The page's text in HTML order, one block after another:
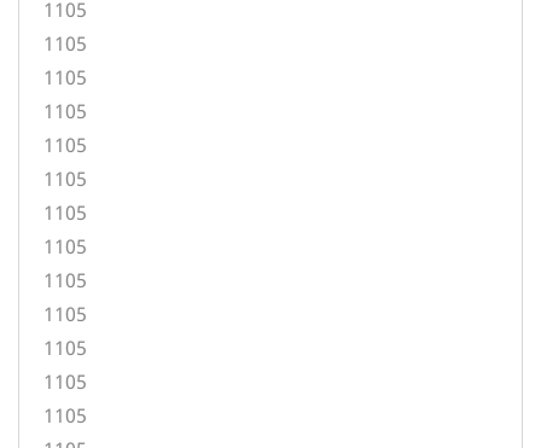
1105
1105
1105
1105
1105
1105
1105
1105
1105
1105
1105
1105
1105